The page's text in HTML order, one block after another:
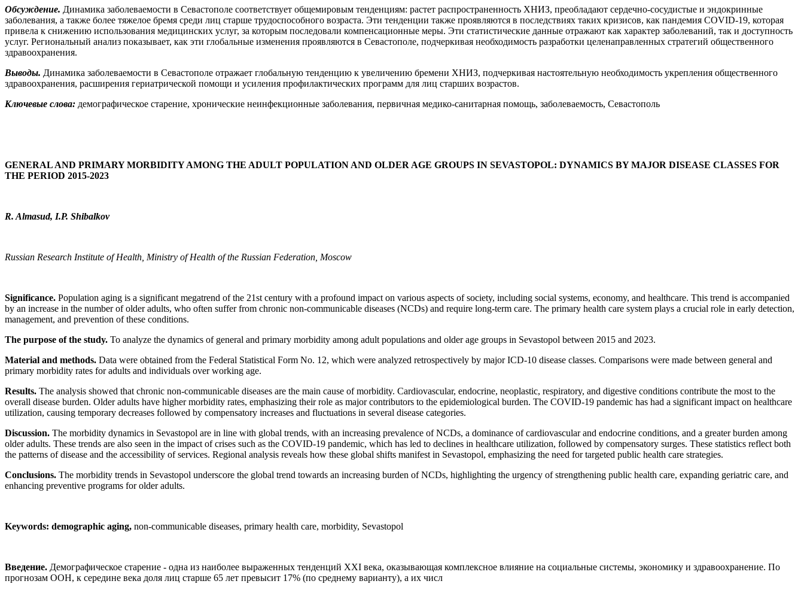
Обсуждение. Динамика заболеваемости в Севастополе соответствует общемировым тенденциям: растет распространенность ХНИЗ, преобладают сердечно-сосудистые и эндокринные
заболевания, а также более тяжелое бремя среди лиц старше трудоспособного возраста. Эти тенденции также проявляются в последствиях таких кризисов, как пандемия COVID-19, которая
привела к снижению использования медицинских услуг, за которым последовали компенсационные меры. Эти статистические данные отражают как характер заболеваний, так и доступность
услуг. Региональный анализ показывает, как эти глобальные изменения проявляются в Севастополе, подчеркивая необходимость разработки целенаправленных стратегий общественного
здравоохранения.
Выводы. Динамика заболеваемости в Севастополе отражает глобальную тенденцию к увеличению бремени ХНИЗ, подчеркивая настоятельную необходимость укрепления общественного
здравоохранения, расширения гериатрической помощи и усиления профилактических программ для лиц старших возрастов.
Ключевые слова: демографическое старение, хронические неинфекционные заболевания, первичная медико-санитарная помощь, заболеваемость, Севастополь
GENERAL AND PRIMARY MORBIDITY AMONG THE ADULT POPULATION AND OLDER AGE GROUPS IN SEVASTOPOL: DYNAMICS BY MAJOR DISEASE CLASSES FOR
THE PERIOD 2015-2023
R. Almasud, I.P. Shibalkov
Russian Research Institute of Health, Ministry of Health of the Russian Federation, Moscow
Significance. Population aging is a significant megatrend of the 21st century with a profound impact on various aspects of society, including social systems, economy, and healthcare. This trend is accompanied
by an increase in the number of older adults, who often suffer from chronic non-communicable diseases (NCDs) and require long-term care. The primary health care system plays a crucial role in early detection,
management, and prevention of these conditions.
The purpose of the study. To analyze the dynamics of general and primary morbidity among adult populations and older age groups in Sevastopol between 2015 and 2023.
Material and methods. Data were obtained from the Federal Statistical Form No. 12, which were analyzed retrospectively by major ICD-10 disease classes. Comparisons were made between general and
primary morbidity rates for adults and individuals over working age.
Results. The analysis showed that chronic non-communicable diseases are the main cause of morbidity. Cardiovascular, endocrine, neoplastic, respiratory, and digestive conditions contribute the most to the
overall disease burden. Older adults have higher morbidity rates, emphasizing their role as major contributors to the epidemiological burden. The COVID-19 pandemic has had a significant impact on healthcare
utilization, causing temporary decreases followed by compensatory increases and fluctuations in several disease categories.
Discussion. The morbidity dynamics in Sevastopol are in line with global trends, with an increasing prevalence of NCDs, a dominance of cardiovascular and endocrine conditions, and a greater burden among
older adults. These trends are also seen in the impact of crises such as the COVID-19 pandemic, which has led to declines in healthcare utilization, followed by compensatory surges. These statistics reflect both
the patterns of disease and the accessibility of services. Regional analysis reveals how these global shifts manifest in Sevastopol, emphasizing the need for targeted public health care strategies.
Conclusions. The morbidity trends in Sevastopol underscore the global trend towards an increasing burden of NCDs, highlighting the urgency of strengthening public health care, expanding geriatric care, and
enhancing preventive programs for older adults.
Keywords: demographic aging, non-communicable diseases, primary health care, morbidity, Sevastopol
Введение. Демографическое старение - одна из наиболее выраженных тенденций XXI века, оказывающая комплексное влияние на социальные системы, экономику и здравоохранение. По
прогнозам ООН, к середине века доля лиц старше 65 лет превысит 17% (по среднему варианту), а их числ